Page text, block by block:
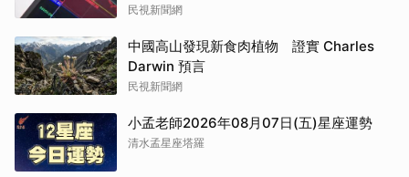
民視新聞網
中國高山發現新食肉植物 證實 Charles
Darwin 預言
民視新聞網
小孟老師2026年08月07日(五)星座運勢
清水孟星座塔羅